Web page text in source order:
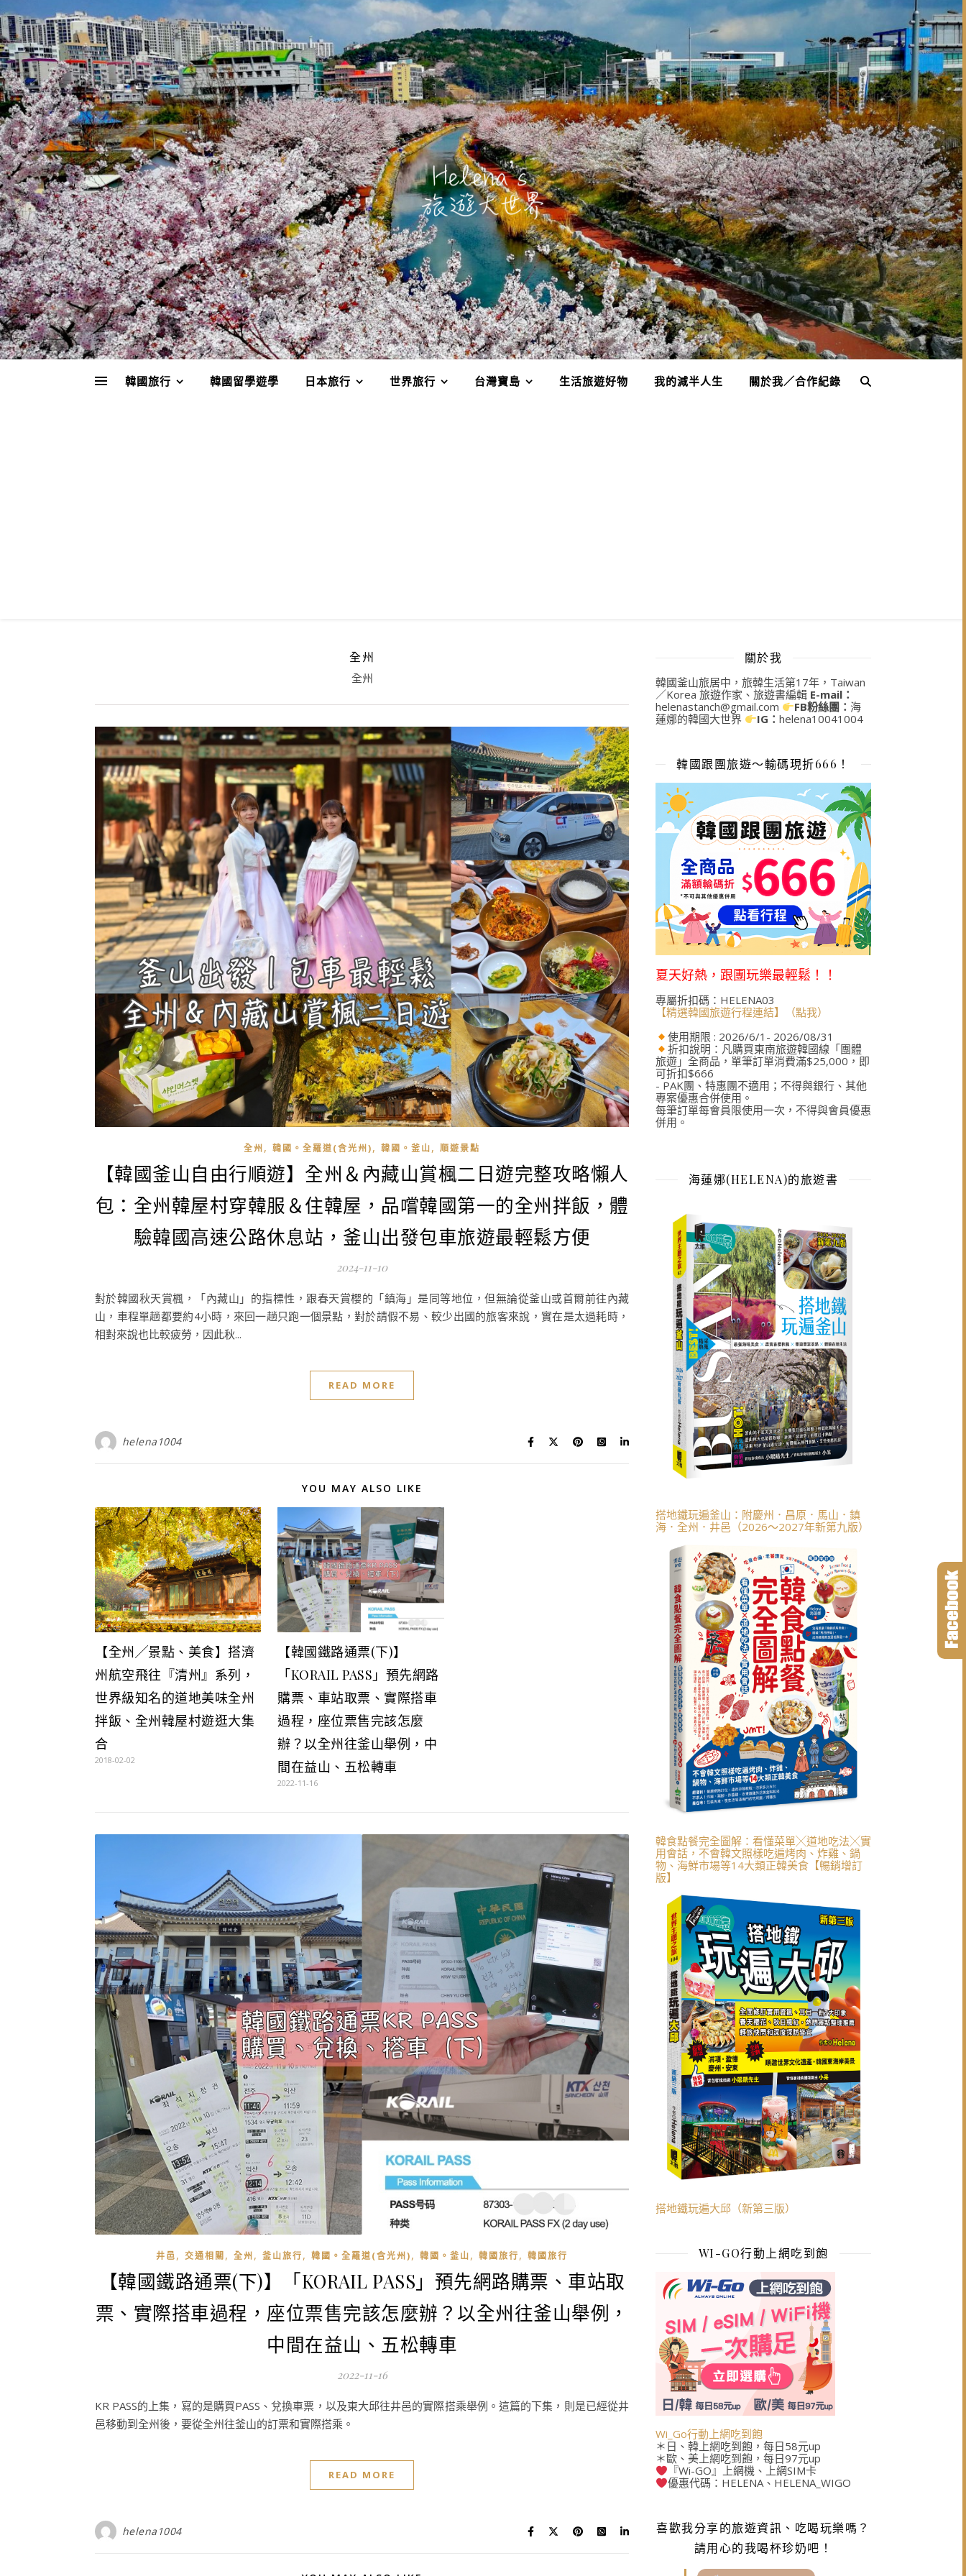
韓國旅行 韓國留學遊學 日本旅行 世界旅行 台灣寶島 生活旅遊好物 我的減半人生 關於我／合作紀錄
全州
全州
全州 , 韓國。全羅道(含光州), 韓國。釜山, 順遊景點
【韓國釜山自由行順遊】全州＆內藏山賞楓二日遊完整攻略懶人
包：全州韓屋村穿韓服＆住韓屋，品嚐韓國第一的全州拌飯，體
驗韓國高速公路休息站，釜山出發包車旅遊最輕鬆方便
2024-11-10
對於韓國秋天賞楓，「內藏山」的指標性，跟春天賞櫻的「鎮海」是同等地位，但無論從釜山或首爾前往內藏
山，車程單趟都要約4小時，來回一趟只跑一個景點，對於請假不易、較少出國的旅客來說，實在是太過耗時，
相對來說也比較疲勞，因此秋...
READ MORE
helena1004
YOU MAY ALSO LIKE
【全州╱景點、美食】搭濟
州航空飛往『清州』系列，
世界級知名的道地美味全州
拌飯、全州韓屋村遊逛大集
合
2018-02-02
【韓國鐵路通票(下)】
「KORAIL PASS」預先網路
購票、車站取票、實際搭車
過程，座位票售完該怎麼
辦？以全州往釜山舉例，中
間在益山、五松轉車
2022-11-16
井邑, 交通相關 , 全州 , 釜山旅行, 韓國。全羅道(含光州), 韓國。釜山, 韓國旅行, 韓國旅行
【韓國鐵路通票(下)】「KORAIL PASS」預先網路購票、車站取
票、實際搭車過程，座位票售完該怎麼辦？以全州往釜山舉例，
中間在益山、五松轉車
2022-11-16
KR PASS的上集，寫的是購買PASS、兌換車票，以及東大邱往井邑的實際搭乘舉例。這篇的下集，則是已經從井
邑移動到全州後，要從全州往釜山的訂票和實際搭乘。
READ MORE
helena1004
關於我
韓國釜山旅居中，旅韓生活第17年，Taiwan
／Korea 旅遊作家、旅遊書編輯 E-mail：
helenastanch@gmail.com
FB粉絲團： 海
蓮娜的韓國大世界
IG：helena10041004
韓國跟團旅遊～輸碼現折666！
夏天好熱，跟團玩樂最輕鬆！！
專屬折扣碼：HELENA03
【精選韓國旅遊行程連結】（點我）
使用期限 : 2026/6/1- 2026/08/31
折扣說明：凡購買東南旅遊韓國線「團體
旅遊」全商品，單筆訂單消費滿$25,000，即
可折扣$666
- PAK團、特惠團不適用；不得與銀行、其他
專案優惠合併使用。
每筆訂單每會員限使用一次，不得與會員優惠
併用。
海蓮娜(HELENA)的旅遊書
搭地鐵玩遍釜山：附慶州．昌原．馬山．鎮
海．全州．井邑（2026～2027年新第九版）
韓食點餐完全圖解：看懂菜單╳道地吃法╳實
用會話，不會韓文照樣吃遍烤肉、炸雞、鍋
物、海鮮市場等14大類正韓美食【暢銷增訂
版】
搭地鐵玩遍大邱（新第三版）
WI-GO行動上網吃到飽
Wi_Go行動上網吃到飽
＊日、韓上網吃到飽，每日58元up
＊歐、美上網吃到飽，每日97元up
『Wi-GO』上網機、上網SIM卡
優惠代碼：HELENA、HELENA_WIGO
喜歡我分享的旅遊資訊、吃喝玩樂嗎？
請用心的我喝杯珍奶吧！